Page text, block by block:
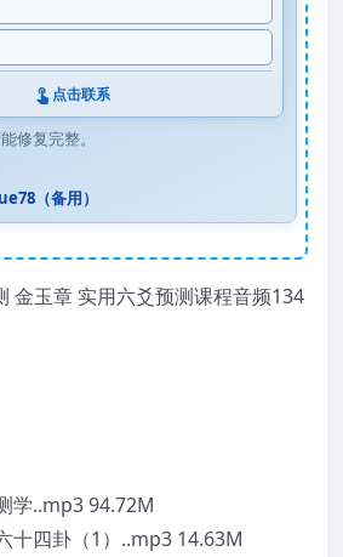
点击联系
修复完整。
（备用）
金玉章 实用六爻预测课程音频134
学..mp3 94.72M
十四卦（1）..mp3 14.63M